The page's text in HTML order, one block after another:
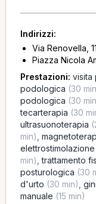
Indirizzi:
Via Renovella,
Piazza Nicola
Prestazioni: visita
podologica (30
podologica (30
tecarterapia (30
ultrasuonoterapia
min)
elettrostimolazione
min) ,trattamento
posturologica (30
d'urto (30 min)
manuale (15 min)